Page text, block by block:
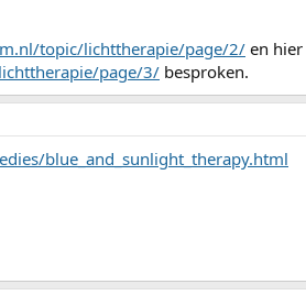
topic/lichttherapie/page/2/ en hier
page/3/ besproken.
blue_and_sunlight_therapy.html